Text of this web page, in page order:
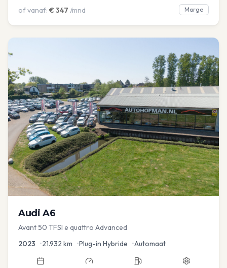
of vanaf: € 347 /mnd Marge
Audi A6
Avant 50 TFSI e quattro Advanced
2023 •21.932 km •Plug-in Hybride •Automaat